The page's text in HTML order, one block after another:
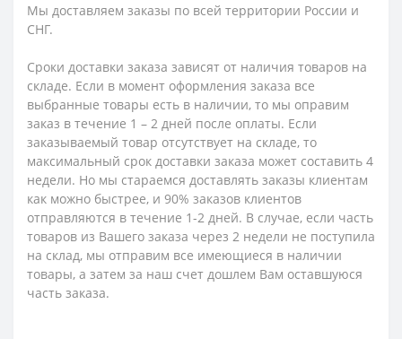
Мы доставляем заказы по всей территории России и
СНГ.
Сроки доставки заказа зависят от наличия товаров на
складе. Если в момент оформления заказа все
выбранные товары есть в наличии, то мы оправим
заказ в течение 1 – 2 дней после оплаты. Если
заказываемый товар отсутствует на складе, то
максимальный срок доставки заказа может составить 4
недели. Но мы стараемся доставлять заказы клиентам
как можно быстрее, и 90% заказов клиентов
отправляются в течение 1-2 дней. В случае, если часть
товаров из Вашего заказа через 2 недели не поступила
на склад, мы отправим все имеющиеся в наличии
товары, а затем за наш счет дошлем Вам оставшуюся
часть заказа.